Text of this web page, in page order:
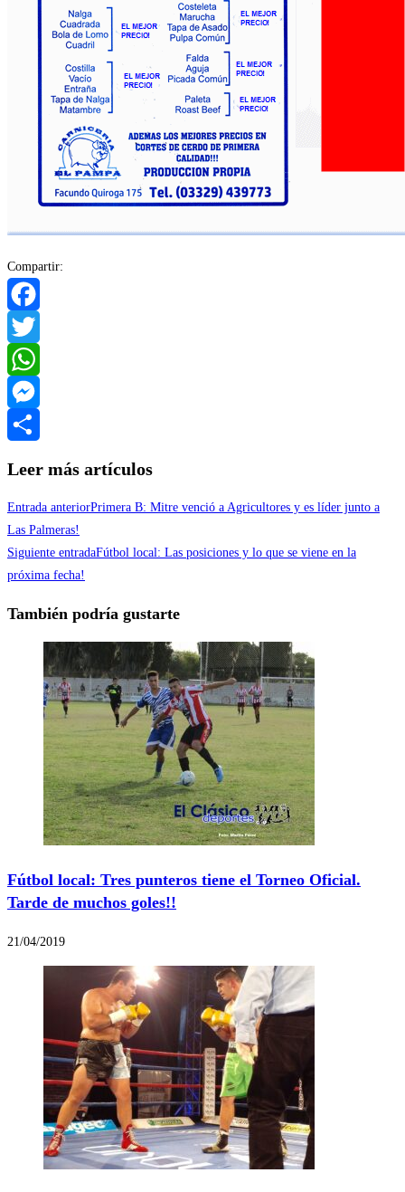
Compartir:
Facebook
Twitter
WhatsApp
Messenger
Leer más artículos
Entrada anteriorPrimera B: Mitre venció a Agricultores y es líder junto a
Las Palmeras!
Siguiente entradaFútbol local: Las posiciones y lo que se viene en la
próxima fecha!
También podría gustarte
Fútbol local: Tres punteros tiene el Torneo Oficial.
Tarde de muchos goles!!
21/04/2019